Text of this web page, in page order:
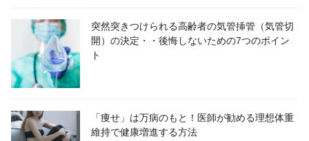
突然突きつけられる高齢者の気管挿管（気管切
開）の決定・・後悔しないための7つのポイン
ト
「痩せ」は万病のもと！医師が勧める理想体重
維持で健康増進する方法